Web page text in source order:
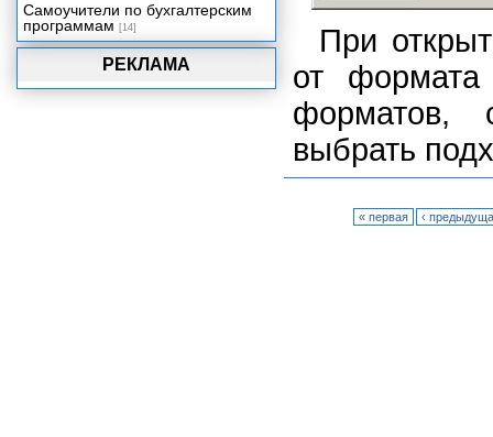
При
от формата
форматов,
выбрать
« первая ‹
РЕКЛАМА
Самоучители по бухгалтерским
программам [14]